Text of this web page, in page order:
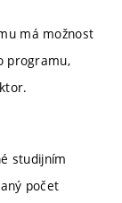
má možnost
programu,
studijním
počet